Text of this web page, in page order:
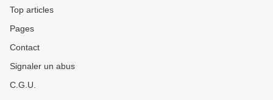
Top articles
Pages
Contact
Signaler un abus
C.G.U.